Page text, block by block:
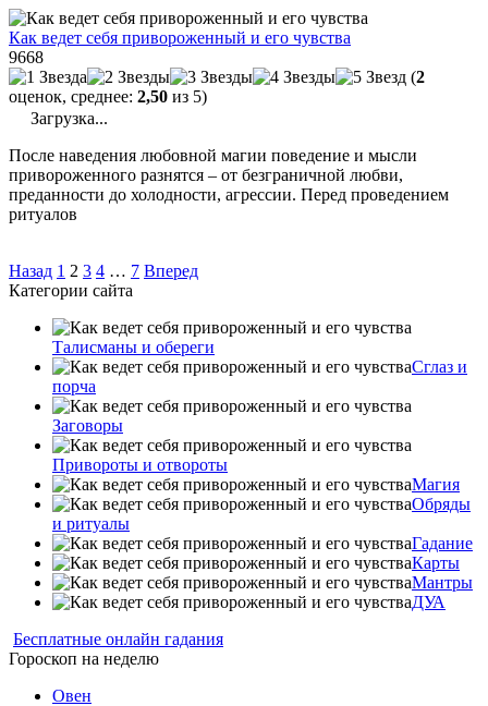
Как ведет себя привороженный и его чувства
9668
(2
оценок, среднее: 2,50 из 5)
Загрузка...
После наведения любовной магии поведение и мысли
привороженного разнятся – от безграничной любви,
преданности до холодности, агрессии. Перед проведением
ритуалов
Назад 1 2 3 4 … 7 Вперед
Категории сайта
Талисманы и обереги
Сглаз и
порча
Заговоры
Привороты и отвороты
Магия
Обряды
и ритуалы
Гадание
Карты
Мантры
ДУА
Бесплатные онлайн гадания
Гороскоп на неделю
Овен